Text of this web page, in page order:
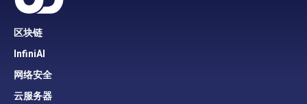
区块链
InfiniAI
网络安全
云服务器